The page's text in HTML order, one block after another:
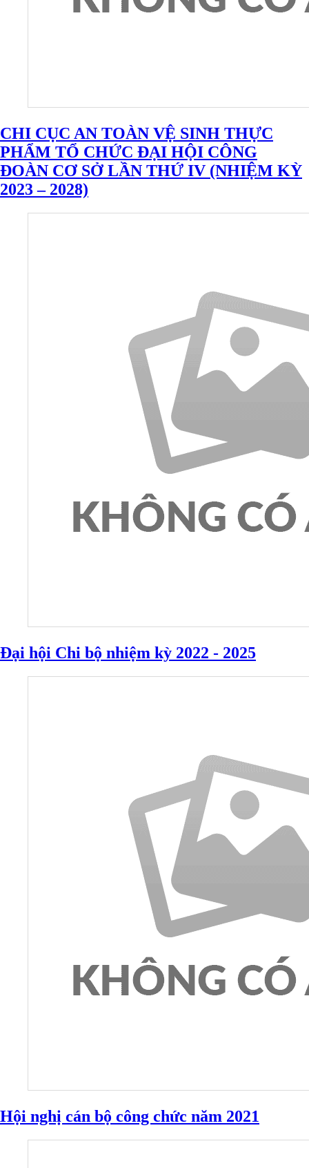
CHI CỤC AN TOÀN VỆ SINH THỰC
PHẨM TỔ CHỨC ĐẠI HỘI CÔNG
ĐOÀN CƠ SỞ LẦN THỨ IV (NHIỆM KỲ
2023 – 2028)
Đại hội Chi bộ nhiệm kỳ 2022 - 2025
Hội nghị cán bộ công chức năm 2021